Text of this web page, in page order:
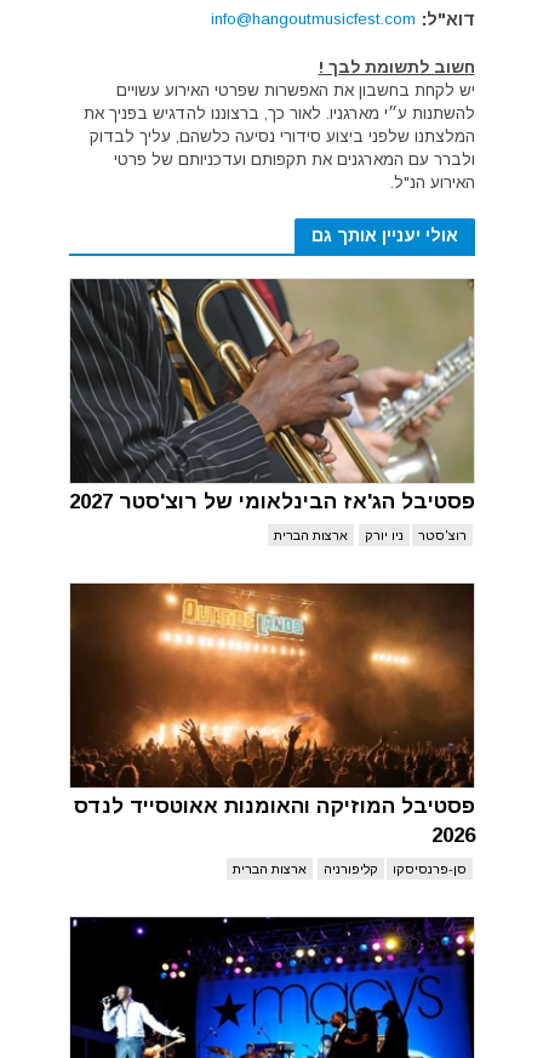
דוא"ל: info@hangoutmusicfest.com
חשוב לתשומת לבך !
יש לקחת בחשבון את האפשרות שפרטי האירוע עשויים
להשתנות ע״י מארגניו. לאור כך, ברצוננו להדגיש בפניך את
המלצתנו שלפני ביצוע סידורי נסיעה כלשהם, עליך לבדוק
ולברר עם המארגנים את תקפותם ועדכניותם של פרטי
האירוע הנ"ל.
אולי יעניין אותך גם
פסטיבל הג'אז הבינלאומי של רוצ'סטר 2027
רוצ'סטר ניו יורק ארצות הברית
פסטיבל המוזיקה והאומנות אאוטסייד לנדס
2026
סן-פרנסיסקו קליפורניה ארצות הברית